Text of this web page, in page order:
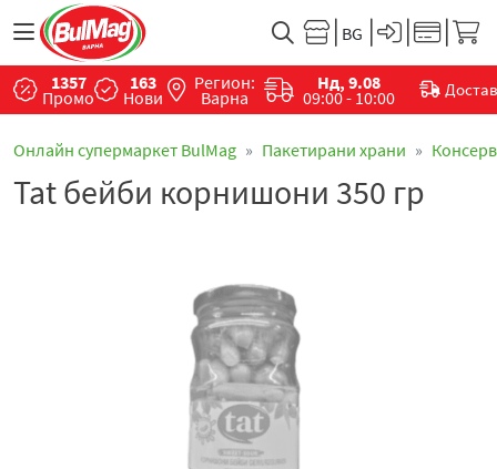
1357
Промо
163
Нови
Регион:
Варна
Нд, 9.08
09:00 - 10:00
Онлайн супермаркет BulMag Пакетирани храни
Tat бейби корнишони 350 гр